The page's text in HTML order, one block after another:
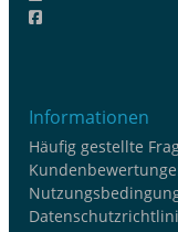
Informationen
Häufig gestellte